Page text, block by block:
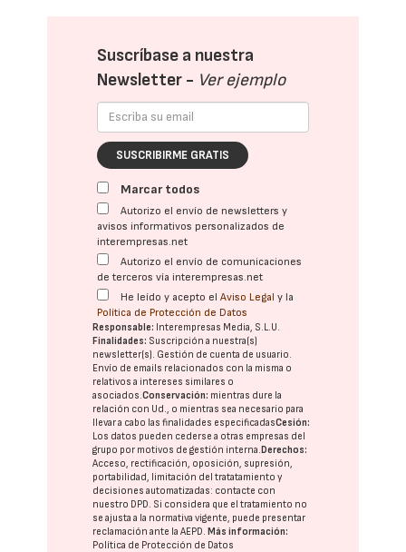
Suscríbase a nuestra
Newsletter - Ver ejemplo
SUSCRIBIRME GRATIS
Marcar todos
Autorizo el envío de newsletters y
avisos informativos personalizados de
interempresas.net
Autorizo el envío de comunicaciones
de terceros vía interempresas.net
He leído y acepto elAviso Legal y la
Política de Protección de Datos
Responsable: Interempresas Media, S.L.U.
Finalidades: Suscripción a nuestra(s)
newsletter(s). Gestión de cuenta de usuario.
Envío de emails relacionados con la misma o
relativos a intereses similares o
asociados.Conservación: mientras dure la
relación con Ud., o mientras sea necesario para
llevar a cabo las finalidades especificadasCesión:
Los datos pueden cederse a otras empresas del
grupo por motivos de gestión interna.Derechos:
Acceso, rectificación, oposición, supresión,
portabilidad, limitación del tratatamiento y
decisiones automatizadas: contacte con
nuestro DPD . Si considera que el tratamiento no
se ajusta a la normativa vigente, puede presentar
reclamación ante laAEPD .Más información:
Política de Protección de Datos